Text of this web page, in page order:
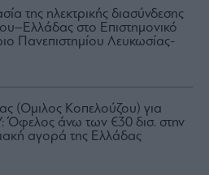
της ηλεκτρικής διασύνδεσης
στο Επιστημονικό
Πανεπιστημίου Λευκωσίας-
(Oμιλος Κοπελούζου) για
Όφελος άνω των €30 δισ. στην
αγορά της Ελλάδας